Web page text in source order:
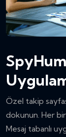
Özel takip
dokunun. Her
Mesaj tabanlı